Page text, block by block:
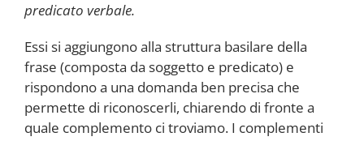
predicato verbale.
Essi si aggiungono alla struttura basilare della
frase (composta da soggetto e predicato) e
rispondono a una domanda ben precisa che
permette di riconoscerli, chiarendo di fronte a
quale complemento ci troviamo. I complementi